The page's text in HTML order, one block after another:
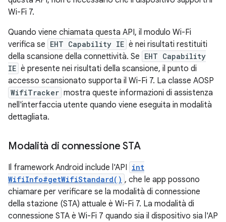
Wi-Fi 7.
Quando viene chiamata questa API, il modulo Wi-Fi
verifica se EHT Capability IE è nei risultati restituiti
della scansione della connettività. Se EHT Capability
IE è presente nei risultati della scansione, il punto di
accesso scansionato supporta il Wi-Fi 7. La classe AOSP
WifiTracker mostra queste informazioni di assistenza
nell'interfaccia utente quando viene eseguita in modalità
dettagliata.
Modalità di connessione STA
Il framework Android include l'API int
WifiInfo#getWifiStandard() , che le app possono
chiamare per verificare se la modalità di connessione
della stazione (STA) attuale è Wi-Fi 7. La modalità di
connessione STA è Wi-Fi 7 quando sia il dispositivo sia l'AP